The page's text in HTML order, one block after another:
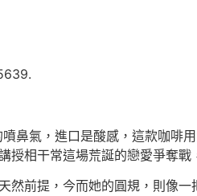
噴鼻氣，進口是酸感，這款咖啡
授相干常這場荒誕的戀愛爭奪
然前提，今而她的圓規，則像一